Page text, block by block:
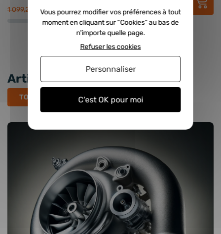
1 099,20 € 785,93 € TTC
Articles récents
TOUS LES ARTICLES
Vous pourrez modifier vos préférences à tout
moment en cliquant sur “Cookies” au bas de
n'importe quelle page.
C'est OK pour moi
Refuser les cookies
Personnaliser